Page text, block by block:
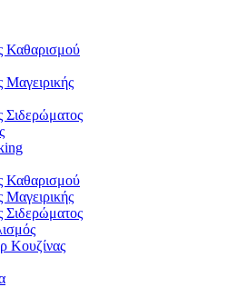
Καθαρισμού
Μαγειρικής
Σιδερώματος
Καθαρισμού
Μαγειρικής
Σιδερώματος
Κουζίνας